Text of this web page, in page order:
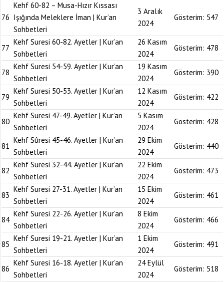
76
Kehf 60-82 – Musa-Hızır Kıssası
Işığında Meleklere İman | Kur’an
Sohbetleri
3 Aralık
2024
Gösterim: 547
77
Kehf Suresi 60-82. Ayetler | Kur’an
Sohbetleri
26 Kasım
2024
Gösterim: 478
78
Kehf Suresi 54-59. Ayetler | Kur’an
Sohbetleri
19 Kasım
2024
Gösterim: 390
79
Kehf Suresi 50-53. Ayetler | Kur’an
Sohbetleri
12 Kasım
2024
Gösterim: 422
80
Kehf Suresi 47-49. Ayetler | Kur’an
Sohbetleri
5 Kasım
2024
Gösterim: 428
81
Kehf Sûresi 45-46. Ayetler | Kur’an
Sohbetleri
29 Ekim
2024
Gösterim: 440
82
Kehf Suresi 32-44. Ayetler | Kur’an
Sohbetleri
22 Ekim
2024
Gösterim: 473
83
Kehf Suresi 27-31. Ayetler | Kur’an
Sohbetleri
15 Ekim
2024
Gösterim: 461
84
Kehf Suresi 22-26. Ayetler | Kur’an
Sohbetleri
8 Ekim
2024
Gösterim: 466
85
Kehf Suresi 19-21. Ayetler | Kur’an
Sohbetleri
1 Ekim
2024
Gösterim: 491
86
Kehf Suresi 16-18. Ayetler | Kur’an
Sohbetleri
24 Eylül
2024
Gösterim: 518